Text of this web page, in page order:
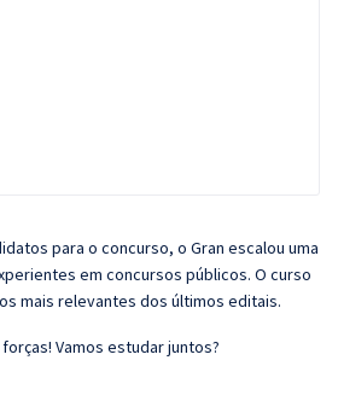
para o concurso, o Gran escalou uma
em concursos públicos. O curso
mais relevantes dos últimos editais.
Vamos estudar juntos?